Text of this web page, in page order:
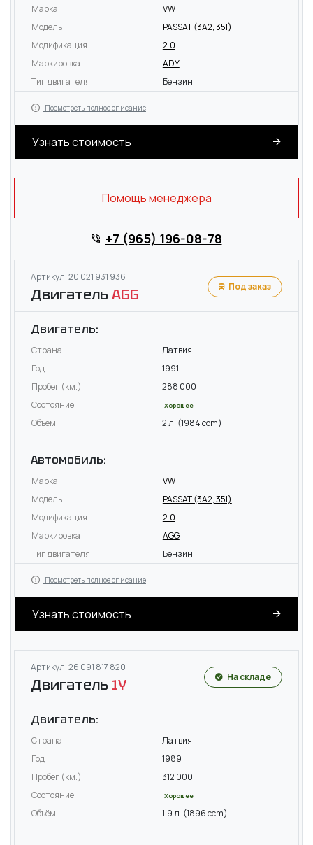
Марка
VW
Модель
PASSAT (3A2, 35I)
Модификация
2.0
Маркировка
ADY
Тип двигателя
Бензин
Посмотреть полное описание
Узнать стоимость
Помощь менеджера
+7 (965) 196-08-78
Артикул: 20 021 931 936
ДвигательAGG Под заказ
Двигатель:
Страна
Латвия
Год
1991
Пробег (км.)
288 000
Состояние
Хорошее
Объём 2 л. (1984 ccm)
Автомобиль:
Марка
VW
Модель
PASSAT (3A2, 35I)
Модификация
2.0
Маркировка
AGG
Тип двигателя
Бензин
Посмотреть полное описание
Узнать стоимость
Артикул: 26 091 817 820
Двигатель 1Y На складе
Двигатель:
Страна
Латвия
Год
1989
Пробег (км.)
312 000
Состояние
Хорошее
Объём 1.9 л. (1896 ccm)